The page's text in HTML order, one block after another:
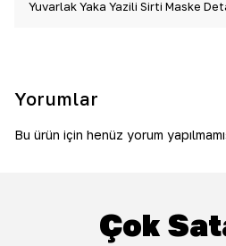
Yuvarlak Yaka Yazili Sirti Maske
Yorumlar
Bu ürün için henüz yorum
Çok